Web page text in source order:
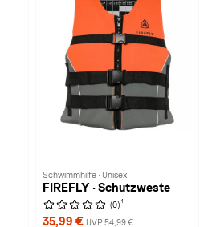
Schwimmhilfe · Unisex
FIREFLY · Schutzweste
(0) 1
35,99 € UVP 54,99 €